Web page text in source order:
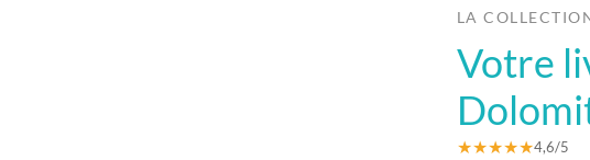
LA
Votre
★★★★★4,6/5